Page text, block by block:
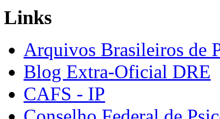
Links
Arquivos Brasileiros de
Blog Extra-Oficial DRE
CAFS - IP